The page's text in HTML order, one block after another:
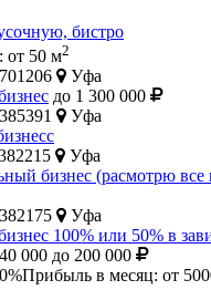
бистро
от 50 м2
701206
Уфа
до 1 300 000
385391
Уфа
Уфа
бизнес (расмотрю все
382175
Уфа
100% или 50% в
000 до 200 000
Прибыль в месяц: от